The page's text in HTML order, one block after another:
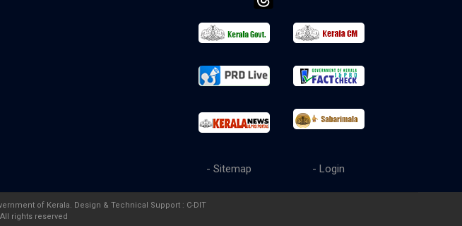
- Login
- Sitemap
of Kerala. Design & Technical Support : C-DIT
rights reserved